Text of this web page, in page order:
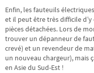
Enfin, les fauteuils
et il peut être très difficile
pièces détachées. Lors de
trouver un dépanneur de
crevé) et un revendeur de
un nouveau chargeur), mais
en Asie du Sud-Est !